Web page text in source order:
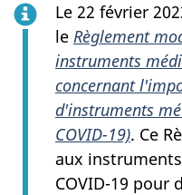
Le 22 février
le Règlement
instruments
concernant
d'instruments
COVID-19). Ce
aux
COVID-19 pour